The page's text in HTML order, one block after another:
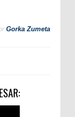
Gorka Zumeta